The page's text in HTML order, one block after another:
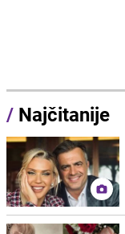
/ Najčitanije